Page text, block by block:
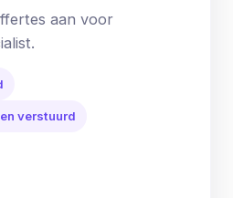
aan voor
verstuurd